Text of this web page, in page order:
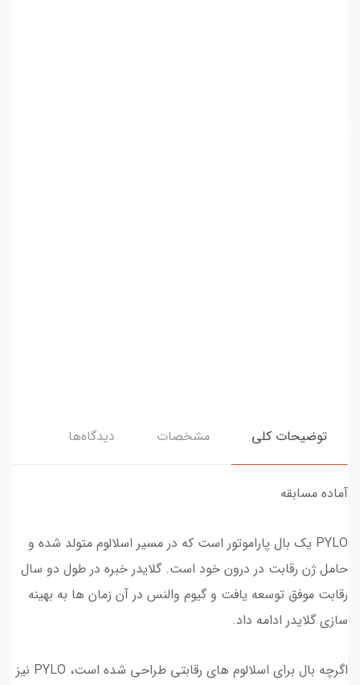
توضیحات کلی مشخصات دیدگاه‌ها
آماده مسابقه
PYLO یک بال پاراموتور است که در مسیر اسلالوم متولد شده و
حامل ژن رقابت در درون خود است. گلایدر خبره در طول دو سال
رقابت موفق توسعه یافت و گیوم والنس در آن زمان ها به بهینه
سازی گلایدر ادامه داد.
اگرچه بال برای اسلالوم های رقابتی طراحی شده است، PYLO نیز